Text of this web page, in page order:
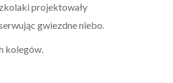
projektowały
gwiezdne niebo.
kolegów.